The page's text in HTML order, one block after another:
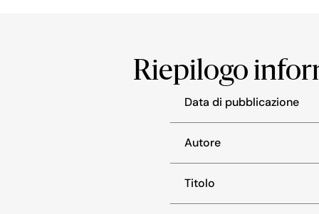
Riepilogo
Data di pubblicazione
Autore
Titolo